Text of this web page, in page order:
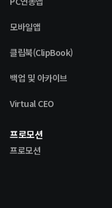
모바일앱
클립북(ClipBook)
백업 및 아카이브
Virtual CEO
프로모션
프로모션